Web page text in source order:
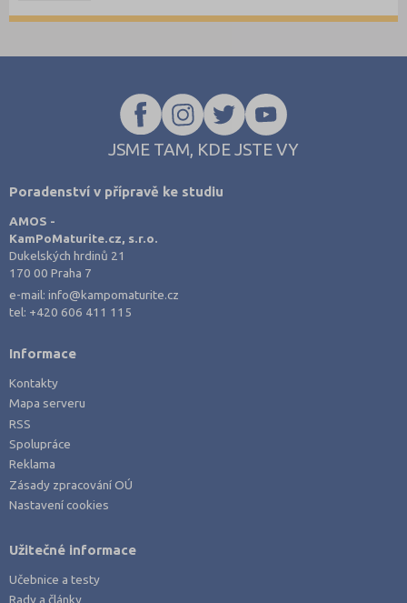
trh, podnik, bankovnictví nebo daňová soustava.
JSME TAM, KDE JSTE VY
Poradenství v přípravě ke studiu
AMOS -
KamPoMaturite.cz, s.r.o.
Dukelských hrdinů 21
170 00 Praha 7
e-mail:info@kampomaturite.cz
tel: +420 606 411 115
Informace
Kontakty
Mapa serveru
RSS
Spolupráce
Reklama
Zásady zpracování OÚ
Nastavení cookies
Užitečné informace
Učebnice a testy
Rady a články